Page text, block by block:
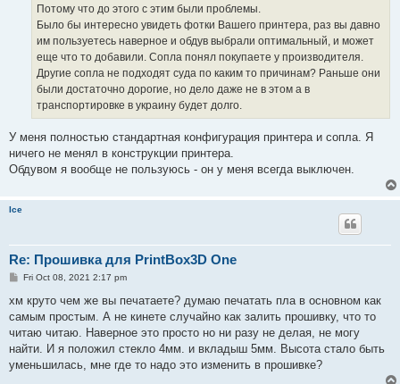
Потому что до этого с этим были проблемы.
Было бы интересно увидеть фотки Вашего принтера, раз вы давно
им пользуетесь наверное и обдув выбрали оптимальный, и может
еще что то добавили. Сопла понял покупаете у производителя.
Другие сопла не подходят суда по каким то причинам? Раньше они
были достаточно дорогие, но дело даже не в этом а в
транспортировке в украину будет долго.
У меня полностью стандартная конфигурация принтера и сопла. Я
ничего не менял в конструкции принтера.
Обдувом я вообще не пользуюсь - он у меня всегда выключен.
Ice
Re: Прошивка для PrintBox3D One
P
s
Fri Oct 08, 2021 2:17 pm
хм круто чем же вы печатаете? думаю печатать пла в основном как
самым простым. А не кинете случайно как залить прошивку, что то
читаю читаю. Наверное это просто но ни разу не делая, не могу
найти. И я положил стекло 4мм. и вкладыш 5мм. Высота стало быть
уменьшилась, мне где то надо это изменить в прошивке?